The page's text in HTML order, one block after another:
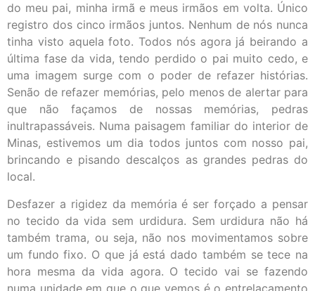
do meu pai, minha irmã e meus irmãos em volta. Único
registro dos cinco irmãos juntos. Nenhum de nós nunca
tinha visto aquela foto. Todos nós agora já beirando a
última fase da vida, tendo perdido o pai muito cedo, e
uma imagem surge com o poder de refazer histórias.
Senão de refazer memórias, pelo menos de alertar para
que não façamos de nossas memórias, pedras
inultrapassáveis. Numa paisagem familiar do interior de
Minas, estivemos um dia todos juntos com nosso pai,
brincando e pisando descalços as grandes pedras do
local.
Desfazer a rigidez da memória é ser forçado a pensar
no tecido da vida sem urdidura. Sem urdidura não há
também trama, ou seja, não nos movimentamos sobre
um fundo fixo. O que já está dado também se tece na
hora mesma da vida agora. O tecido vai se fazendo
numa unidade em que o que vemos é o entrelaçamento